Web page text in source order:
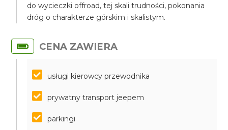
do wycieczki offroad, tej skali trudności, pokonania
dróg o charakterze górskim i skalistym.
CENA ZAWIERA
usługi kierowcy przewodnika
prywatny transport jeepem
parkingi